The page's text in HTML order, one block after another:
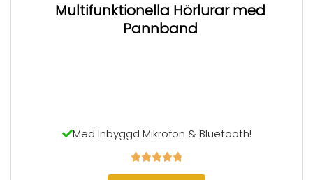
Multifunktionella Hörlurar med
Pannband
Med Inbyggd Mikrofon & Bluetooth!
